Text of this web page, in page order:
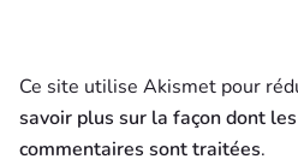
Ce site utilise Akismet pour
savoir plus sur la façon dont
commentaires sont traitées.